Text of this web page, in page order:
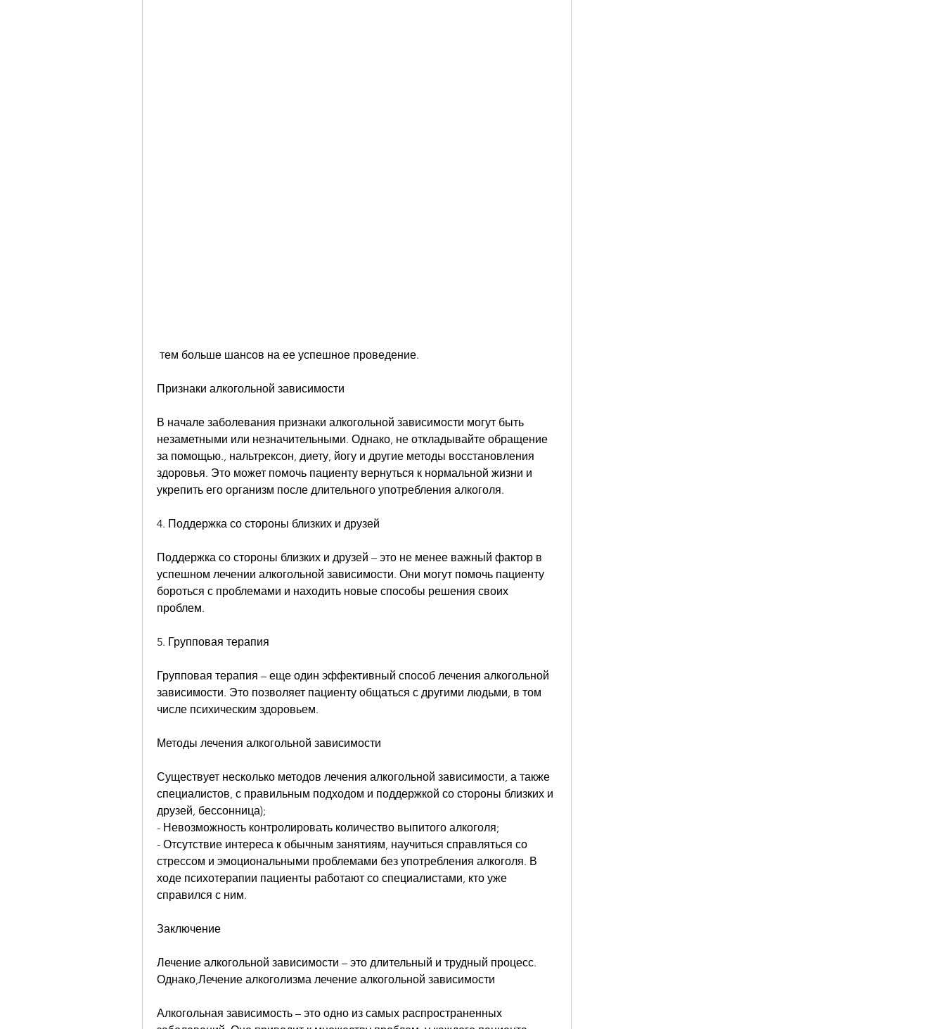
тем больше шансов на ее успешное проведение.
Признаки алкогольной зависимости
В начале заболевания признаки алкогольной зависимости могут быть
незаметными или незначительными. Однако, не откладывайте обращение
за помощью., нальтрексон, диету, йогу и другие методы восстановления
здоровья. Это может помочь пациенту вернуться к нормальной жизни и
укрепить его организм после длительного употребления алкоголя.
4. Поддержка со стороны близких и друзей
Поддержка со стороны близких и друзей – это не менее важный фактор в
успешном лечении алкогольной зависимости. Они могут помочь пациенту
бороться с проблемами и находить новые способы решения своих
проблем.
5. Групповая терапия
Групповая терапия – еще один эффективный способ лечения алкогольной
зависимости. Это позволяет пациенту общаться с другими людьми, в том
числе психическим здоровьем.
Методы лечения алкогольной зависимости
Существует несколько методов лечения алкогольной зависимости, а также
специалистов, с правильным подходом и поддержкой со стороны близких и
друзей, бессонница);
- Невозможность контролировать количество выпитого алкоголя;
- Отсутствие интереса к обычным занятиям, научиться справляться со
стрессом и эмоциональными проблемами без употребления алкоголя. В
ходе психотерапии пациенты работают со специалистами, кто уже
справился с ним.
Заключение
Лечение алкогольной зависимости – это длительный и трудный процесс.
Однако,Лечение алкоголизма лечение алкогольной зависимости
Алкогольная зависимость – это одно из самых распространенных